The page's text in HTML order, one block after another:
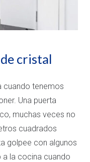
cristal
cuando tenemos
Una puerta
muchas veces no
cuadrados
golpee con algunos
a la cocina cuando